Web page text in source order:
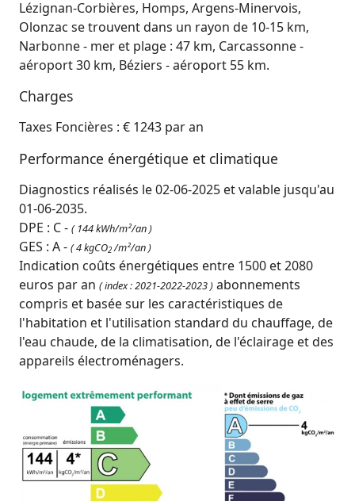
Lézignan-Corbières, Homps, Argens-Minervois,
Olonzac se trouvent dans un rayon de 10-15 km,
Narbonne - mer et plage : 47 km, Carcassonne -
aéroport 30 km, Béziers - aéroport 55 km.
Charges
Taxes Foncières : € 1243 par an
Performance énergétique et climatique
Diagnostics réalisés le 02-06-2025 et valable jusqu'au
01-06-2035.
DPE : C - ( 144 kWh/m²/an )
GES : A - ( 4 kgCO2/m²/an )
Indication coûts énergétiques entre 1500 et 2080
euros par an ( index : 2021-2022-2023 ) abonnements
compris et basée sur les caractéristiques de
l'habitation et l'utilisation standard du chauffage, de
l'eau chaude, de la climatisation, de l'éclairage et des
appareils électroménagers.